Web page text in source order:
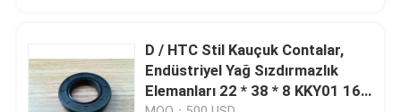
Otomotiv petrol mühürler
Kamyon Yağ Contaları
D / HTC Stil Kauçuk Contalar,
Endüstriyel Yağ Sızdırmazlık
Elemanları 22 * ​​38 * 8 KKY01 16